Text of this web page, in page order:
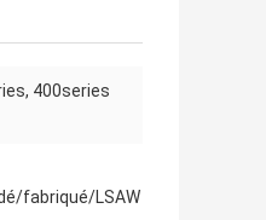
400series
fabriqué/LSAW